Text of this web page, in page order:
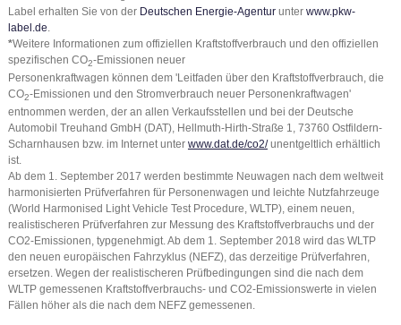
Label erhalten Sie von der Deutschen Energie-Agenturunter www.pkw-
label.de
*Weitere Informationen zum offiziellen Kraftstoffverbrauch und den offiziellen
spezifischen CO2-Emissionen neuer
Personenkraftwagen können dem 'Leitfaden über den Kraftstoffverbrauch, die
CO2-Emissionen und den Stromverbrauch neuer Personenkraftwagen'
entnommen werden, der an allen Verkaufsstellen und bei der Deutsche
Automobil Treuhand GmbH (DAT), Hellmuth-Hirth-Straße 1, 73760 Ostfildern-
Scharnhausen bzw. im Internet unter www.dat.de/co2/unentgeltlich erhältlich
ist.
Ab dem 1. September 2017 werden bestimmte Neuwagen nach dem weltweit
harmonisierten Prüfverfahren für Personenwagen und leichte Nutzfahrzeuge
(World Harmonised Light Vehicle Test Procedure, WLTP), einem neuen,
realistischeren Prüfverfahren zur Messung des Kraftstoffverbrauchs und der
CO2-Emissionen, typgenehmigt. Ab dem 1. September 2018 wird das WLTP
den neuen europäischen Fahrzyklus (NEFZ), das derzeitige Prüfverfahren,
ersetzen. Wegen der realistischeren Prüfbedingungen sind die nach dem
WLTP gemessenen Kraftstoffverbrauchs- und CO2-Emissionswerte in vielen
Fällen höher als die nach dem NEFZ gemessenen.